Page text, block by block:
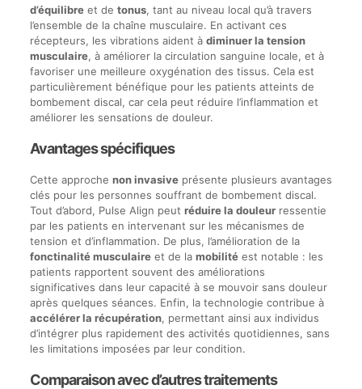
d’équilibreet de tonus, tant au niveau local qu’à travers
l’ensemble de la chaîne musculaire. En activant ces
récepteurs, les vibrations aident à diminuer la tension
musculaire, à améliorer la circulation sanguine locale, et à
favoriser une meilleure oxygénation des tissus. Cela est
particulièrement bénéfique pour les patients atteints de
bombement discal, car cela peut réduire l’inflammation et
améliorer les sensations de douleur.
Avantages spécifiques
Cette approche non invasiveprésente plusieurs avantages
clés pour les personnes souffrant de bombement discal.
Tout d’abord, Pulse Align peut réduire la douleurressentie
par les patients en intervenant sur les mécanismes de
tension et d’inflammation. De plus, l’amélioration de la
fonctinalité musculaireet de la mobilitéest notable : les
patients rapportent souvent des améliorations
significatives dans leur capacité à se mouvoir sans douleur
après quelques séances. Enfin, la technologie contribue à
accélérer la récupération, permettant ainsi aux individus
d’intégrer plus rapidement des activités quotidiennes, sans
les limitations imposées par leur condition.
Comparaison avec d’autres traitements